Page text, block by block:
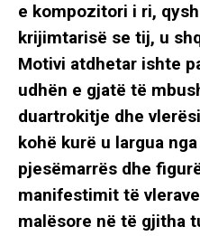
e kompozitori i ri,
krijimtarisë se tij, u
Motivi atdhetar ishte
udhën e gjatë të
duartrokitje dhe
kohë kurë u largua
pjesëmarrës dhe
manifestimit të
malësore në të gjitha